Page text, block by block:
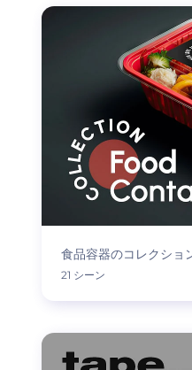
食品容器のコレクショ
21 シーン